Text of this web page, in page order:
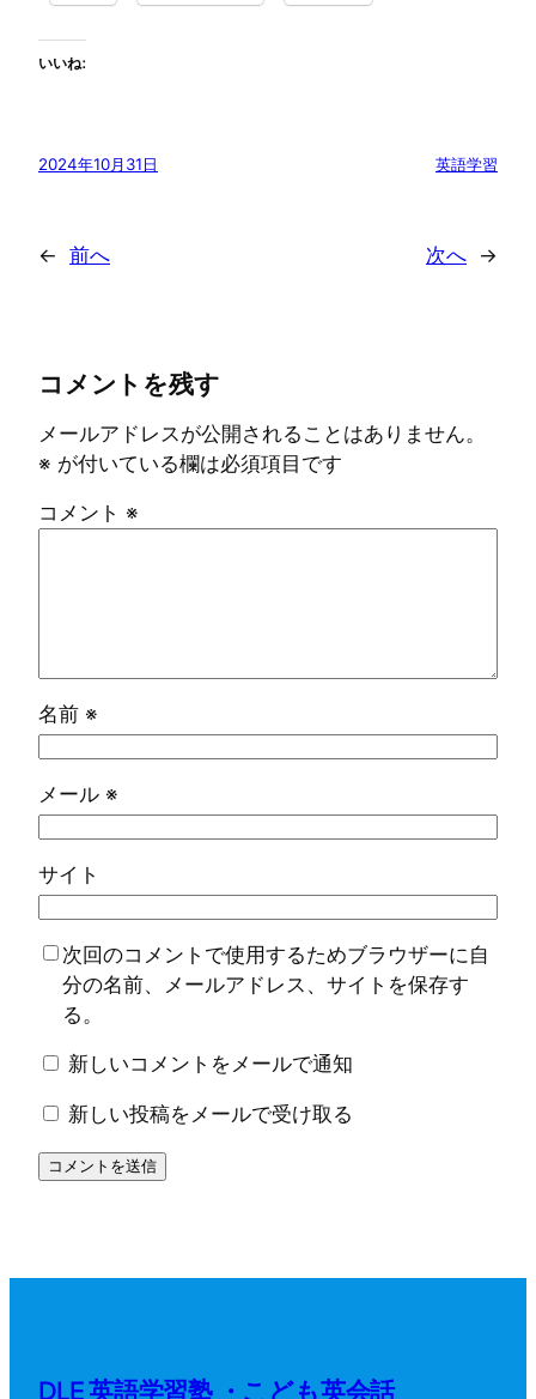
いいね:
2024年10月31日 英語学習
← 前へ 次へ →
コメントを残す
メールアドレスが公開されることはありません。
※ が付いている欄は必須項目です
コメント ※
名前 ※
メール ※
サイト
次回のコメントで使用するためブラウザーに自
分の名前、メールアドレス、サイトを保存す
る。
新しいコメントをメールで通知
新しい投稿をメールで受け取る
DLE 英語学習塾 ・こども英会話